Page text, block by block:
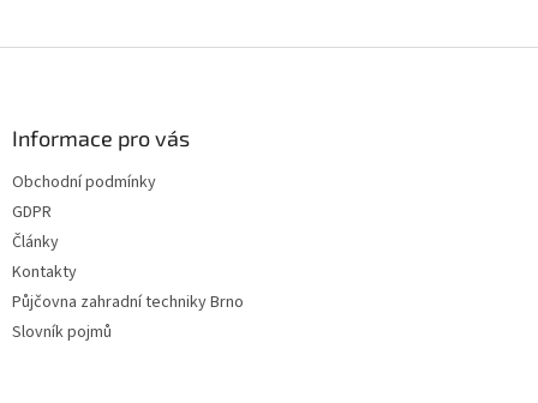
5
Informace pro vás
Obchodní podmínky
GDPR
Články
Kontakty
Půjčovna zahradní techniky Brno
Slovník pojmů